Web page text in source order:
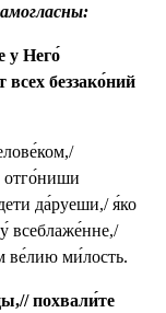
у Него́
беззако́ний
отго́ниши
да́руеши,/ я́ко
всеблаже́нне,/
ве́лию ми́лость.
похвали́те